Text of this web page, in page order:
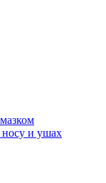
и ушах